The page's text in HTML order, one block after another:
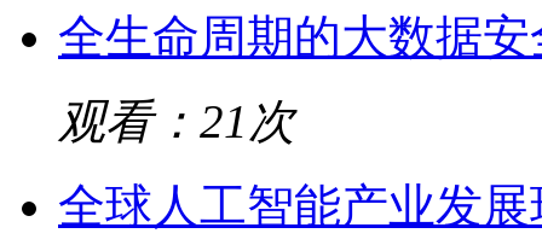
全生命周期的大数据
观看：21次
全球人工智能产业发